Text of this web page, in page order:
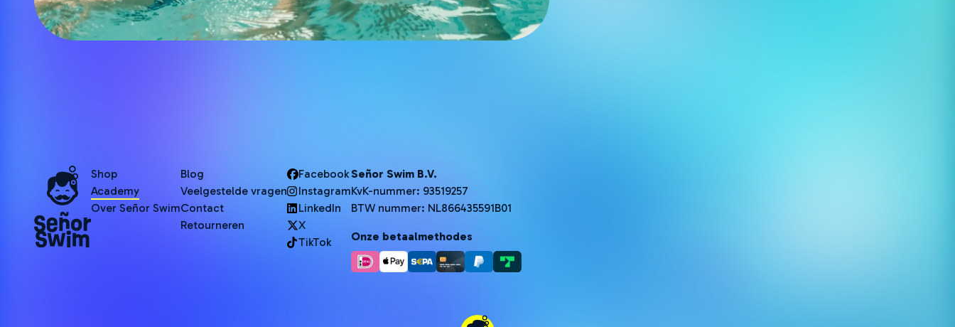
Shop
Academy
Over Señor Swim
Blog
Veelgestelde vragen
Contact
Retourneren
Facebook
Instagram
LinkedIn
X
TikTok
Señor Swim B.V.
KvK-nummer: 93519257
BTW nummer: NL866435591B01
Onze betaalmethodes